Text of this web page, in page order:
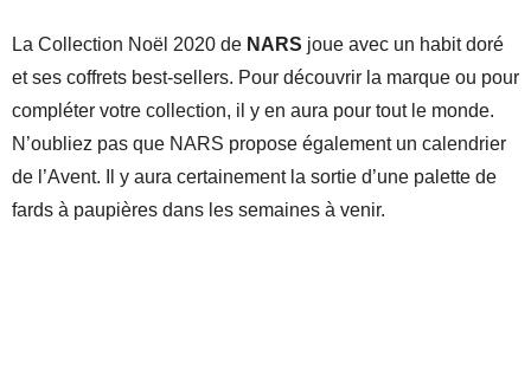
La Collection Noël 2020 de NARS joue avec un habit doré
et ses coffrets best-sellers. Pour découvrir la marque ou pour
compléter votre collection, il y en aura pour tout le monde.
N’oubliez pas que NARS propose également un calendrier
de l’Avent. Il y aura certainement la sortie d’une palette de
fards à paupières dans les semaines à venir.